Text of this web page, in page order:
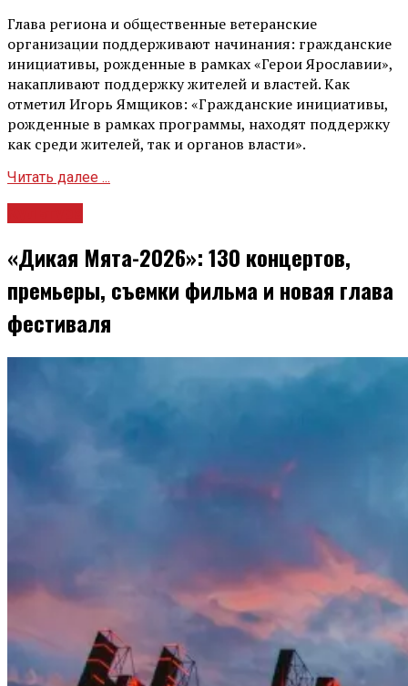
Глава региона и общественные ветеранские
организации поддерживают начинания: гражданские
инициативы, рожденные в рамках «Герои Ярославии»,
накапливают поддержку жителей и властей. Как
отметил Игорь Ямщиков: «Гражданские инициативы,
рожденные в рамках программы, находят поддержку
как среди жителей, так и органов власти».
Читать далее ...
«Дикая Мята-2026»: 130 концертов,
премьеры, съемки фильма и новая глава
фестиваля